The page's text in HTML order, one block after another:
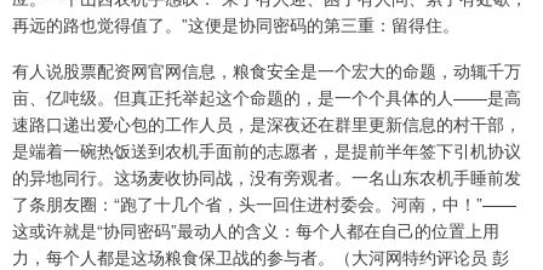
再远的路也觉得值了。”这便是协同密码的第三重：留得住。
有人说股票配资网官网信息，粮食安全是一个宏大的命题，动辄千万
亩、亿吨级。但真正托举起这个命题的，是一个个具体的人——是高
速路口递出爱心包的工作人员，是深夜还在群里更新信息的村干部，
是端着一碗热饭送到农机手面前的志愿者，是提前半年签下引机协议
的异地同行。这场麦收协同战，没有旁观者。一名山东农机手睡前发
了条朋友圈：“跑了十几个省，头一回住进村委会。河南，中！”——
这或许就是“协同密码”最动人的含义：每个人都在自己的位置上用
力，每个人都是这场粮食保卫战的参与者。（大河网特约评论员 彭